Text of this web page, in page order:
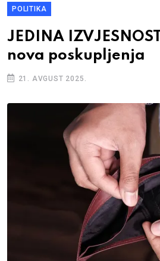
POLITIKA
JEDINA
nova poskupljenja
21. AVGUST 2025.